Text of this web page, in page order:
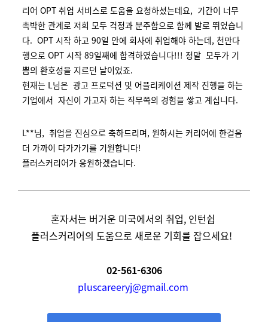
리어 OPT 취업 서비스로 도움을 요청하셨는데요, 기간이 너무
촉박한 관계로 저희 모두 걱정과 분주함으로 함께 발로 뛰었습니
다. OPT 시작 하고 90일 안에 회사에 취업해야 하는데, 천만다
행으로 OPT 시작 89일째에 합격하였습니다!!! 정말 모두가 기
쁨의 환호성을 지르던 날이었죠.
현재는 L님은 광고 프로덕션 및 어플리케이션 제작 진행을 하는
기업에서 자신이 가고자 하는 직무쪽의 경험을 쌓고 계십니다.
L**님, 취업을 진심으로 축하드리며, 원하시는 커리어에 한걸음
더 가까이 다가가기를 기원합니다!
플러스커리어가 응원하겠습니다.
혼자서는 버거운 미국에서의 취업, 인턴쉽
플러스커리어의 도움으로 새로운 기회를 잡으세요!
02-561-6306
pluscareeryj@gmail.com